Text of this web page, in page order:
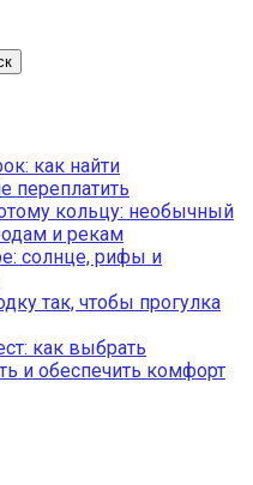
как найти
переплатить
кольцу: необычный
и рекам
солнце, рифы и
так, чтобы прогулка
как выбрать
и обеспечить комфорт